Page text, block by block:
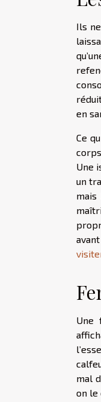
Ils
en
Ce
Une
un
mais
Une
mal
on le